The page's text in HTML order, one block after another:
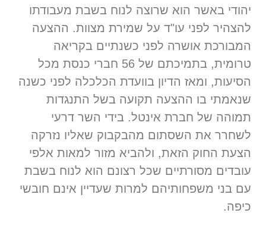
יהודי באשר הוא שרוצה לנוח בשבת מעבודתו
להצהיר לפני עו"ד על שמירת מצוות. ההצעה
המבורכת אושרה לפני כשנתיים בקריאה
טרומית, בתמיכתם של 56 חברי כנסת מכל
הסיעות, ומאז הדיון בוועדת הכלכלה לפני כשנה
שנאמתי בו ההצעה תקועה בשל התנגדות
תמוהה של חברת אינטל. בידי השר דרעי
לשחרר את השסתום מהבקבוק שאליו נזרקה
הצעת החוק הזאת, ולהביא מזור למאות אלפי
עובדים מסורתיים שכל רצונם הוא לנוח בשבת
עם בני משפחותיהם למרות שעדיין אינם חובשי
כיפה.